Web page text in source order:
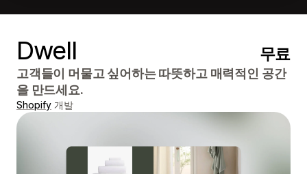
Dwell 무료
고객들이 머물고 싶어하는 따뜻하고 매력적인 공간
을 만드세요.
Shopify 개발